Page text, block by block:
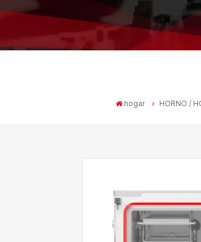
hogar HORNO /